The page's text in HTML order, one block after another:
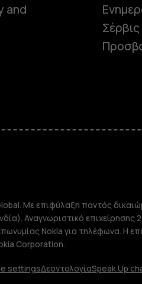
and
Με επιφύλαξη παντός
Αναγνωριστικό επιχείρησης
Nokia για τηλέφωνα. Η
Corporation.
settingsΔεοντολογίαSpeak Up